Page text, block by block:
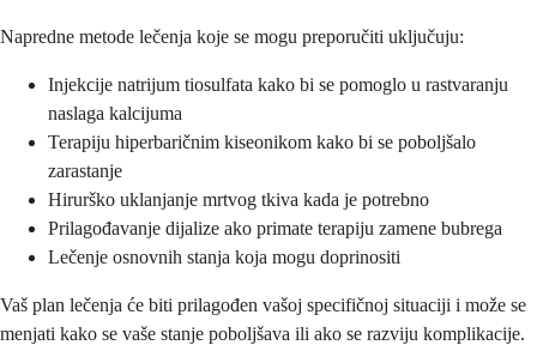
Napredne metode lečenja koje se mogu preporučiti uključuju:
Injekcije natrijum tiosulfata kako bi se pomoglo u rastvaranju
naslaga kalcijuma
Terapiju hiperbaričnim kiseonikom kako bi se poboljšalo
zarastanje
Hirurško uklanjanje mrtvog tkiva kada je potrebno
Prilagođavanje dijalize ako primate terapiju zamene bubrega
Lečenje osnovnih stanja koja mogu doprinositi
Vaš plan lečenja će biti prilagođen vašoj specifičnoj situaciji i može se
menjati kako se vaše stanje poboljšava ili ako se razviju komplikacije.